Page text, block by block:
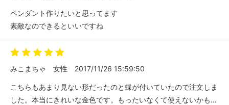
ペンダント作りたいと思ってます
素敵なのできるといいですね
みこまちゃ 女性 2017/11/26 15:59:50
こちらもあまり見ない形だったのと蝶が付いていたので注文しま
した。本当にきれいな金色です。もったいなくて使えないかも…